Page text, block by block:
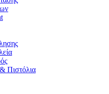
Πιστόλια